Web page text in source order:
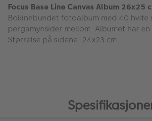
Focus Base Line Canvas Album 26x25
Bokinnbundet fotoalbum med 40 hvite
pergamynsider mellom. Albumet har
Størrelse på sidene: 24x23 cm.